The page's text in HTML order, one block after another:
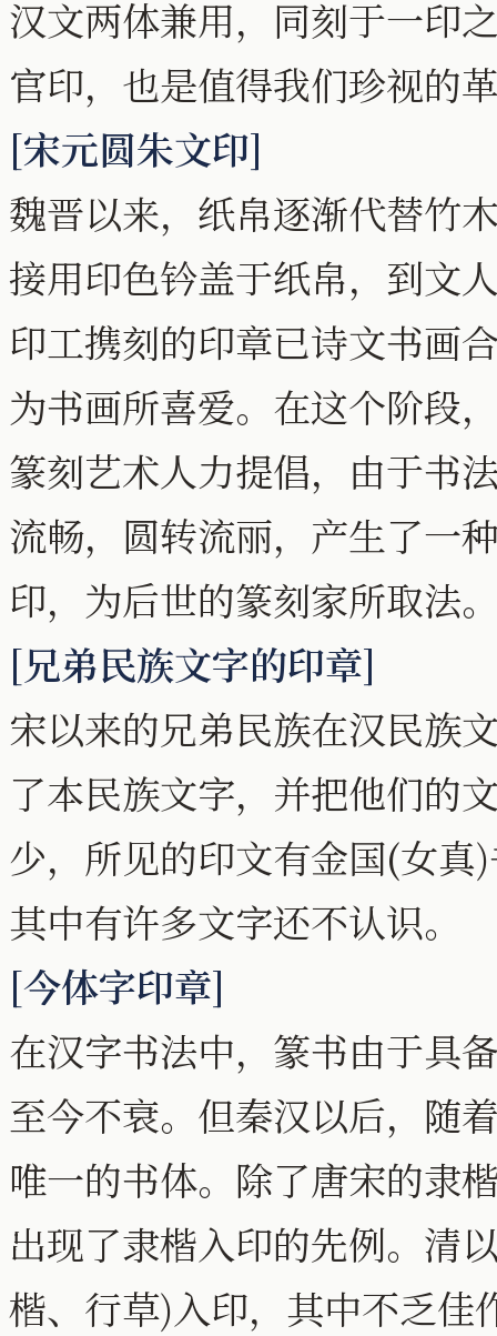
汉文两体兼用，同刻于一印
官印，也是值得我们珍视的
[宋元圆朱文印]
魏晋以来，纸帛逐渐代替竹
接用印色钤盖于纸帛，到文
印工携刻的印章已诗文书画
为书画所喜爱。在这个阶段
篆刻艺术人力提倡，由于书
流畅，圆转流丽，产生了
印，为后世的篆刻家所取法
[兄弟民族文字的印章]
宋以来的兄弟民族在汉民族
了本民族文字，并把他们的
少，所见的印文有金国(女
其中有许多文字还不认识。
[今体字印章]
在汉字书法中，篆书由于具
至今不衰。但秦汉以后，随
唯一的书体。除了唐宋的隶
出现了隶楷入印的先例。清
楷、行草)入印，其中不乏佳